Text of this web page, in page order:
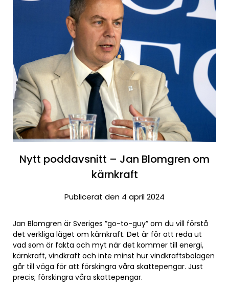
Nytt poddavsnitt – Jan Blomgren om
kärnkraft
Publicerat den 4 april 2024
Jan Blomgren är Sveriges ”go-to-guy” om du vill förstå
det verkliga läget om kärnkraft. Det är för att reda ut
vad som är fakta och myt när det kommer till energi,
kärnkraft, vindkraft och inte minst hur vindkraftsbolagen
går till väga för att förskingra våra skattepengar. Just
precis; förskingra våra skattepengar.